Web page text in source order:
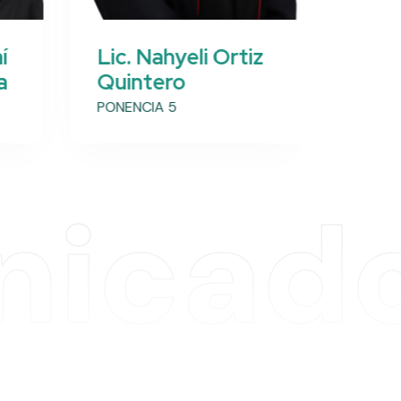
Lic. Nahyeli Ortiz
Quintero
PONENCIA 5